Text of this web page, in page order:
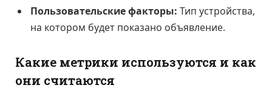
Пользовательские факторы: Тип устройства,
на котором будет показано объявление.
Какие метрики используются и как
они считаются